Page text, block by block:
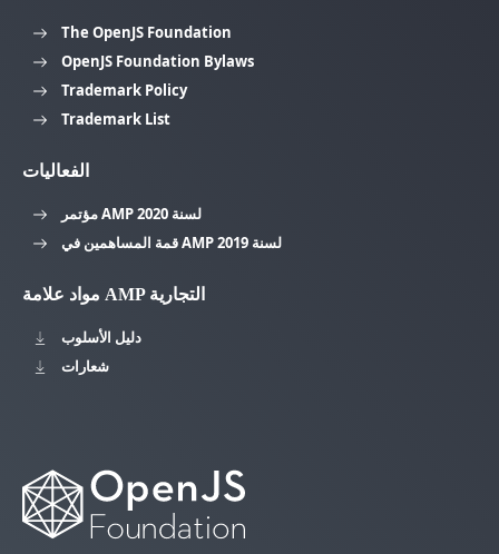
The OpenJS Foundation
OpenJS Foundation Bylaws
Trademark Policy
Trademark List
الفعاليات
مؤتمر AMP لسنة 2020
قمة المساهمين في AMP لسنة 2019
مواد علامة AMP التجارية
دليل الأسلوب
شعارات